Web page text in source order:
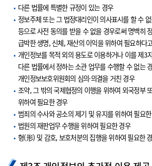
다른 법률에 특별한 규정이 있는 경우
정보주체 또는 그 법정대리인이 의사표시를 할 수
등으로 사전 동의를 받을 수 없을 경우로써 명백히
급박한 생명, 신체, 재산의 이익을 위하여 필요하다
개인정보를 목적 외의 용도로 이용하거나 이를 제3
다른 법률에서 정하는 소관 업무를 수행할 수 없는
개인정보보호위원회의 심의·의결을 거친 경우
조약, 그 밖의 국제협정의 이행을 위하여 외국정부
위하여 필요한 경우
범죄의 수사와 공소의 제기 및 유지를 위하여 필요
법원의 재판업무 수행을 위하여 필요한 경우
형(形) 및 감호, 보호처분의 집행을 위하여 필요한